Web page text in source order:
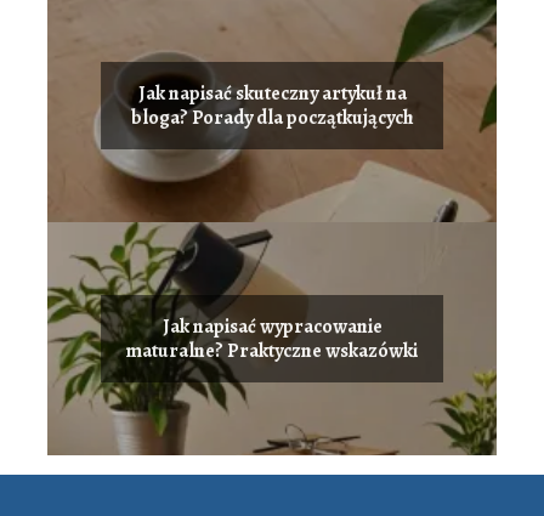
Jak napisać skuteczny artykuł na
bloga? Porady dla początkujących
Jak napisać wypracowanie
maturalne? Praktyczne wskazówki